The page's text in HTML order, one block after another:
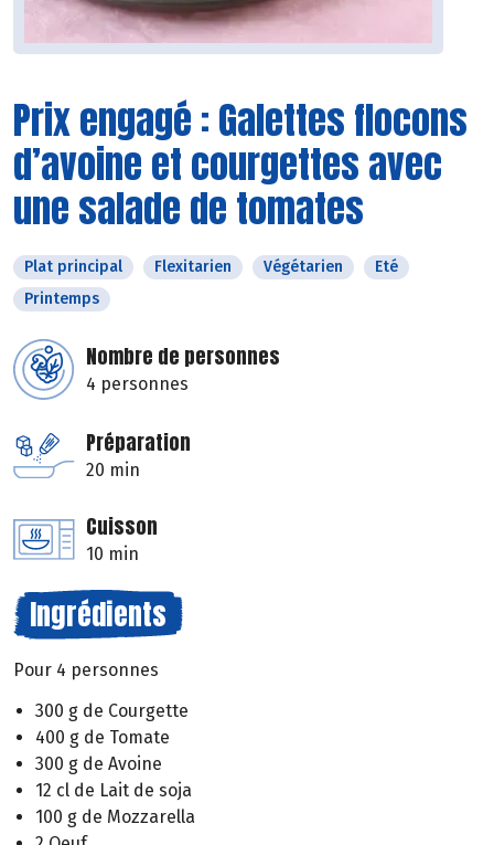
Prix engagé : Galettes flocons
d’avoine et courgettes avec
une salade de tomates
Plat principal Flexitarien Végétarien
Eté
Printemps
Nombre de personnes
4 personnes
Préparation
20 min
Cuisson
10 min
Ingrédients
Pour 4 personnes
300 g de Courgette
400 g de Tomate
300 g de Avoine
12 cl de Lait de soja
100 g de Mozzarella